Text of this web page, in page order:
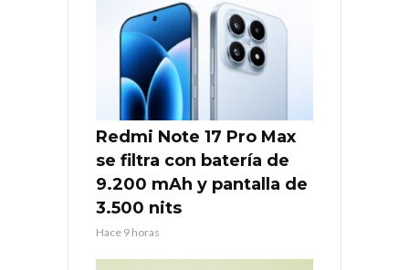
Redmi Note 17 Pro Max
se filtra con batería de
9.200 mAh y pantalla de
3.500 nits
Hace 9 horas